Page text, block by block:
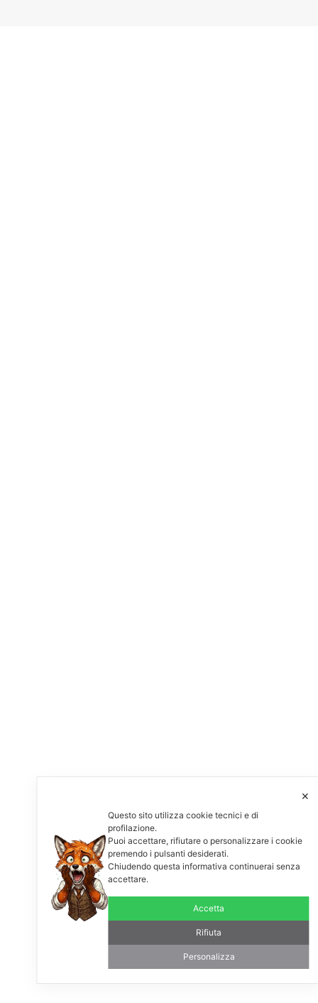
✕
Questo sito utilizza cookie tecnici e di
profilazione.
Puoi accettare, rifiutare o personalizzare i cookie
premendo i pulsanti desiderati.
Chiudendo questa informativa continuerai senza
accettare.
Accetta
Rifiuta
Personalizza